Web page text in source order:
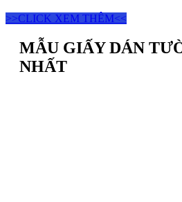
>>CLICK XEM THÊM<<
MẪU GIẤY DÁN
NHẤT